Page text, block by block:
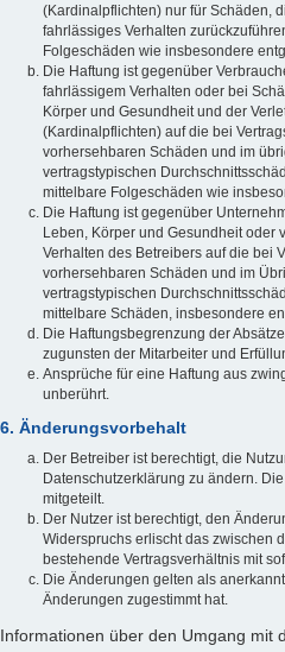
(Kardinalpflichten) nur für Schäden,
fahrlässiges Verhalten
Folgeschäden wie insbesondere
Die Haftung ist gegenüber
fahrlässigem Verhalten oder bei
Körper und Gesundheit und der
(Kardinalpflichten) auf die bei
vorhersehbaren Schäden und im
vertragstypischen
mittelbare Folgeschäden wie
Die Haftung ist gegenüber
Leben, Körper und Gesundheit oder
Verhalten des Betreibers auf die bei
vorhersehbaren Schäden und im
vertragstypischen
mittelbare Schäden, insbesondere
Die Haftungsbegrenzung der
zugunsten der Mitarbeiter und
Ansprüche für eine Haftung aus
unberührt.
6. Änderungsvorbehalt
Der Betreiber ist berechtigt, die
Datenschutzerklärung zu ändern.
mitgeteilt.
Der Nutzer ist berechtigt, den
Widerspruchs erlischt das zwischen
bestehende Vertragsverhältnis mit
Die Änderungen gelten als
Änderungen zugestimmt hat.
Informationen über den Umgang mit